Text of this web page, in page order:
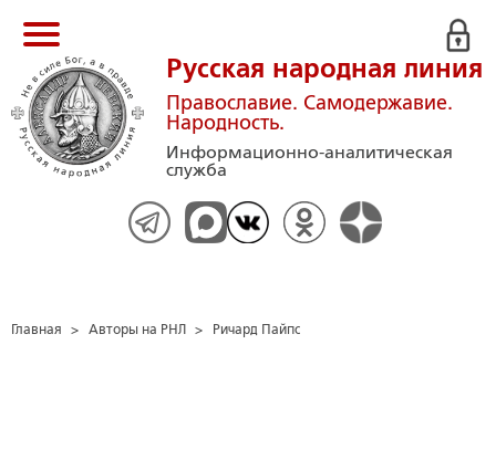
Русская народная линия
Православие. Самодержавие.
Народность.
Информационно-аналитическая
служба
Главная > Авторы на РНЛ > Ричард Пайпс